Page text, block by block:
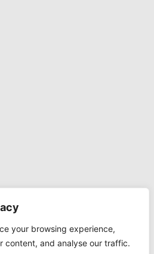
your browsing experience,
content, and analyse our traffic.